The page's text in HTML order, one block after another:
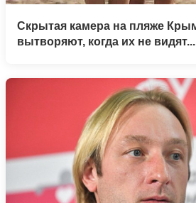
Скрытая камера на пляже
вытворяют, когда их не видят...